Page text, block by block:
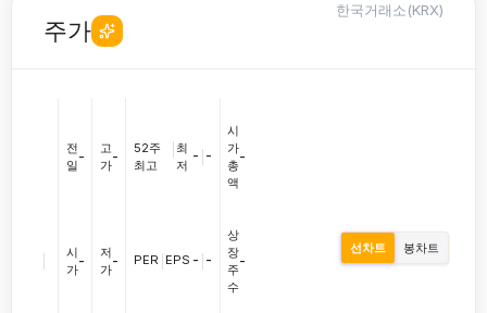
주가
한국거래소(KRX)
전
일
-
시
가
-
고
가
-
저
가
-
52주
최고
최
저
- -
PER EPS - -
시
가
총
액
-
상
장
주
수
-
선차트 봉차트